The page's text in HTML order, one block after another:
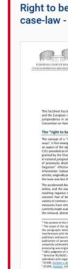
Right to
case-law